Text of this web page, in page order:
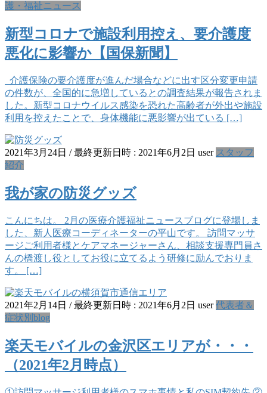
護・福祉ニュース
新型コロナで施設利用控え、要介護度
悪化に影響か【国保新聞】
介護保険の要介護度が進んだ場合などに出す区分変更申請
の件数が、全国的に急増しているとの調査結果が報告されま
した。新型コロナウイルス感染を恐れた高齢者が外出や施設
利用を控えたことで、身体機能に悪影響が出ている […]
2021年3月24日 / 最終更新日時 : 2021年6月2日 user スタッフ
紹介
我が家の防災グッズ
こんにちは。 2月の医療介護福祉ニュースブログに登場しま
した、新人医療コーディネーターの平山です。 訪問マッサ
ージご利用者様とケアマネージャーさん、相談支援専門員さ
んの橋渡し役としてお役に立てるよう研修に励んでおりま
す。 […]
2021年2月14日 / 最終更新日時 : 2021年6月2日 user 代表者＆
症状別blog
楽天モバイルの金沢区エリアが・・・
（2021年2月時点）